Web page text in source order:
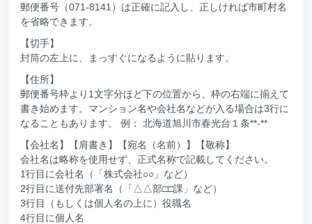
郵便番号（071-8141）は正確に記入し、正しければ市町村名
を省略できます。
【切手】
封筒の左上に、まっすぐになるように貼ります。
【住所】
郵便番号枠より1文字分ほど下の位置から、枠の右端に揃えて
書き始めます。マンション名や会社名などが入る場合は3行に
なることもあります。 例： 北海道旭川市春光台１条**-**
【会社名】【肩書き】【宛名（名前）】【敬称】
会社名は略称を使用せず、正式名称で記載してください。
1行目に会社名（「株式会社○○」など）
2行目に送付先部署名（「△△部□□課」など）
3行目（もしくは個人名の上に）役職名
4行目に個人名